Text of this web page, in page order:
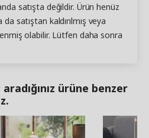
satışta değildir. Ürün henüz
da satıştan kaldırılmış veya
olabilir. Lütfen daha sonra
ürüne benzer